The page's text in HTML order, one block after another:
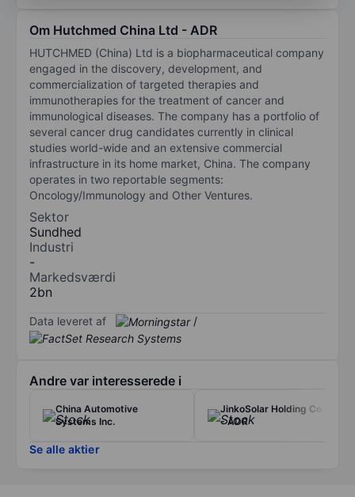
Om Hutchmed China Ltd - ADR
HUTCHMED (China) Ltd is a biopharmaceutical company
engaged in the discovery, development, and
commercialization of targeted therapies and
immunotherapies for the treatment of cancer and
immunological diseases. The company has a portfolio of
several cancer drug candidates currently in clinical
studies world-wide and an extensive commercial
infrastructure in its home market, China. The company
operates in two reportable segments:
Oncology/Immunology and Other Ventures.
Sektor
Sundhed
Industri
-
Markedsværdi
2bn
Data leveret af /
Andre var interesserede i
China Automotive
Systems Inc.
JinkoSolar Holding Co. Ltd
- ADR
Se alle aktier